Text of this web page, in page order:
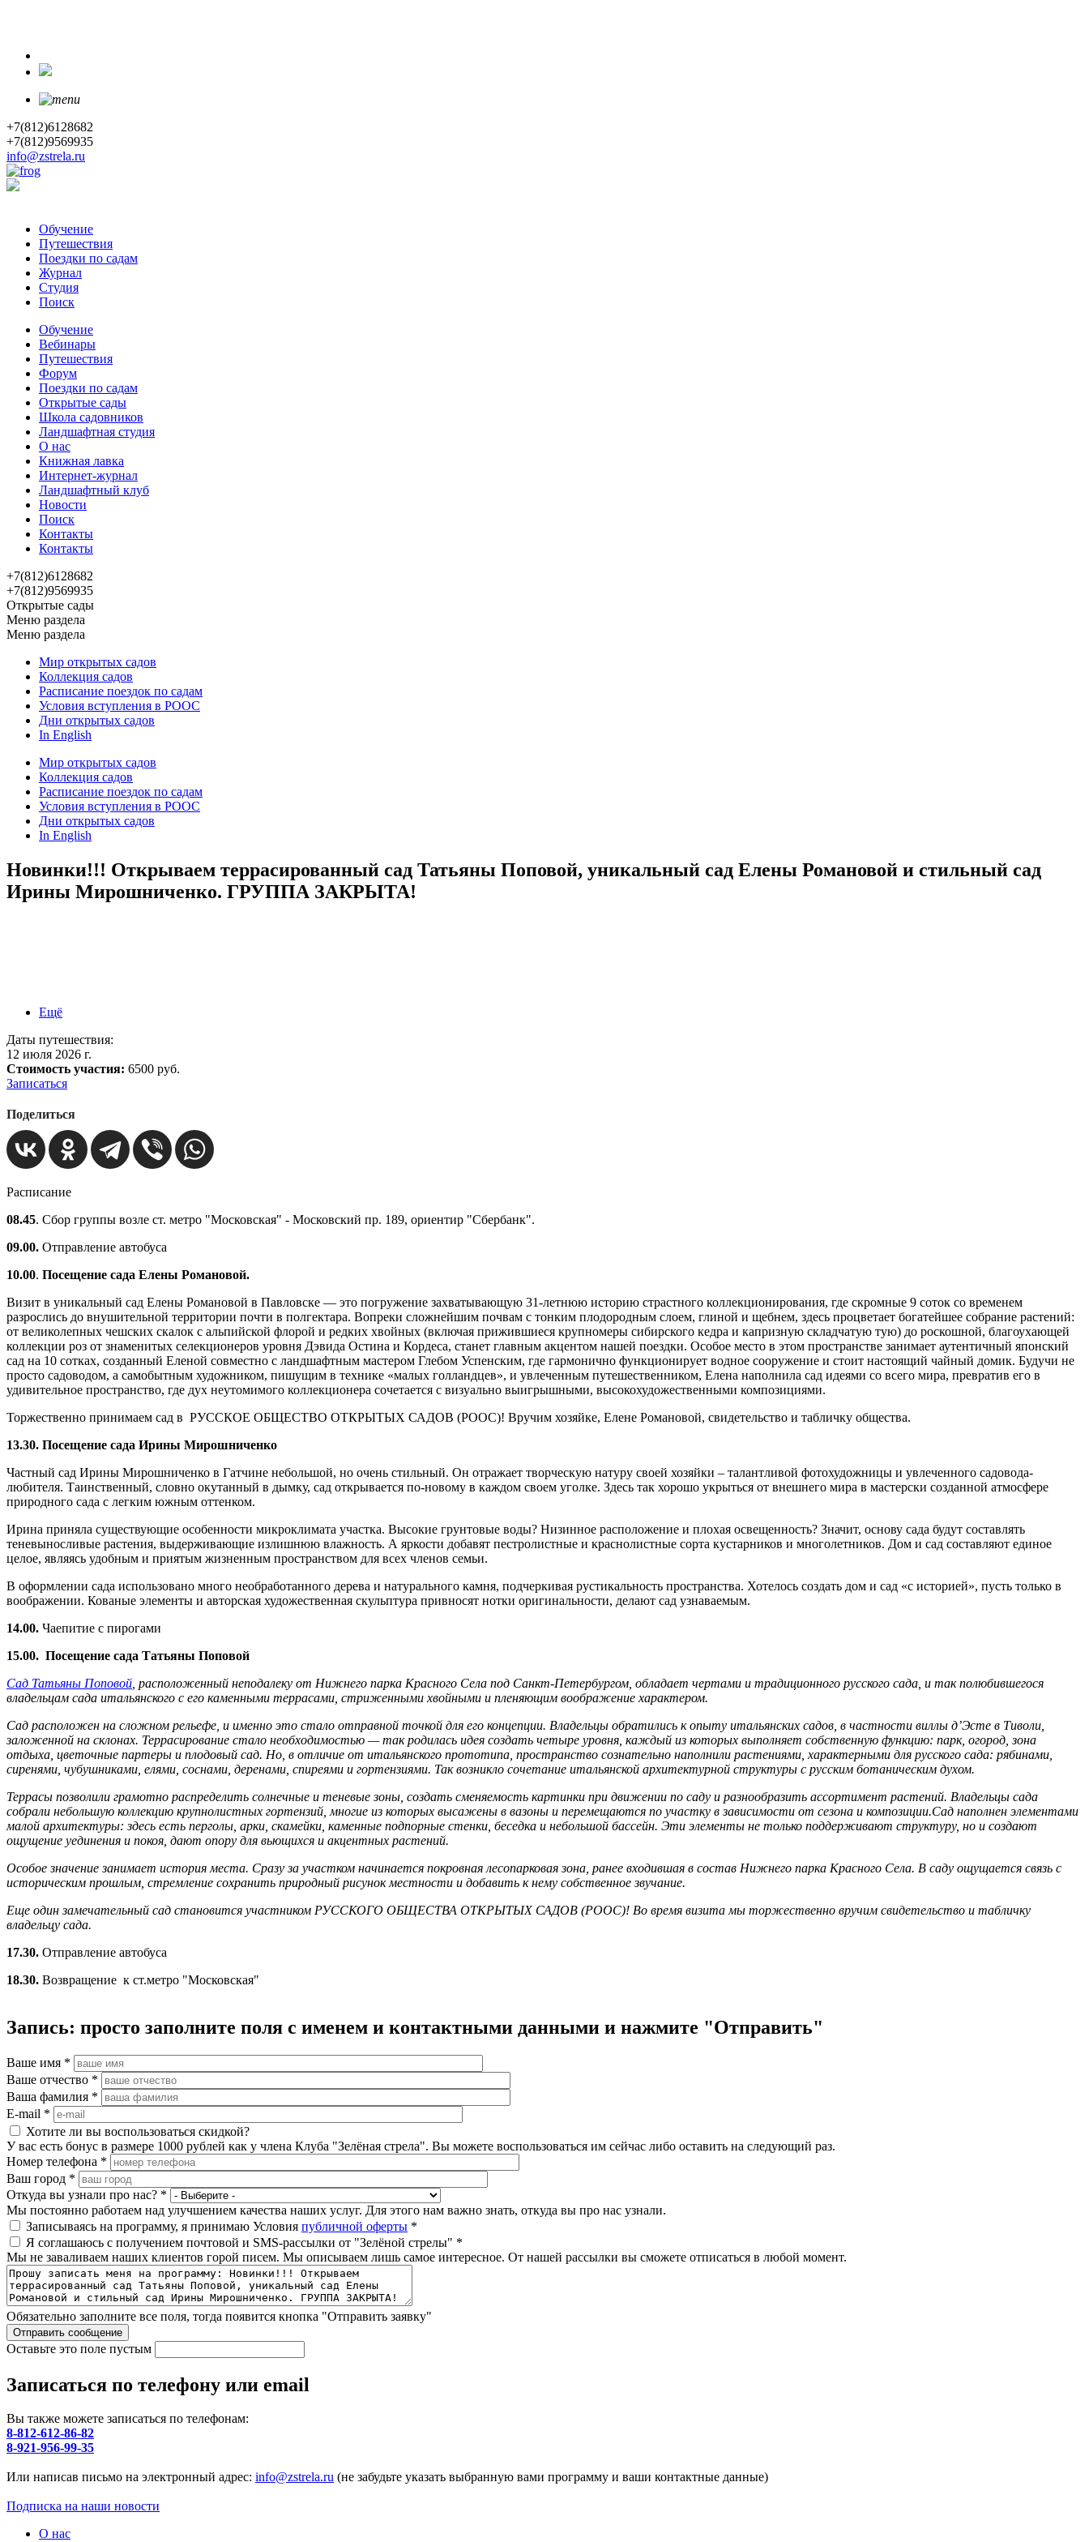
+7(812)6128682
+7(812)9569935
info@zstrela.ru
Обучение
Путешествия
Поездки по садам
Журнал
Студия
Поиск
Обучение
Вебинары
Путешествия
Форум
Поездки по садам
Открытые сады
Школа садовников
Ландшафтная студия
О нас
Книжная лавка
Интернет-журнал
Ландшафтный клуб
Новости
Поиск
Контакты
Контакты
+7(812)6128682
+7(812)9569935
Открытые сады
Меню раздела
Меню раздела
Мир открытых садов
Коллекция садов
Расписание поездок по садам
Условия вступления в РООС
Дни открытых садов
In English
Мир открытых садов
Коллекция садов
Расписание поездок по садам
Условия вступления в РООС
Дни открытых садов
In English
Новинки!!! Открываем террасированный сад Татьяны Поповой, уникальный сад Елены Романовой и стильный сад
Ирины Мирошниченко. ГРУППА ЗАКРЫТА!
Ещё
Даты путешествия:
12 июля 2026 г.
Стоимость участия: 6500 руб.
Записаться
Поделиться
Расписание
08.45. Сбор группы возле ст. метро "Московская" - Московский пр. 189, ориентир "Сбербанк".
09.00. Отправление автобуса
10.00. Посещение сада Елены Романовой.
Визит в уникальный сад Елены Романовой в Павловске — это погружение захватывающую 31-летнюю историю страстного коллекционирования, где скромные 9 соток со временем
разрослись до внушительной территории почти в полгектара. Вопреки сложнейшим почвам с тонким плодородным слоем, глиной и щебнем, здесь процветает богатейшее собрание растений:
от великолепных чешских скалок с альпийской флорой и редких хвойных (включая прижившиеся крупномеры сибирского кедра и капризную складчатую тую) до роскошной, благоухающей
коллекции роз от знаменитых селекционеров уровня Дэвида Остина и Кордеса, станет главным акцентом нашей поездки. Особое место в этом пространстве занимает аутентичный японский
сад на 10 сотках, созданный Еленой совместно с ландшафтным мастером Глебом Успенским, где гармонично функционирует водное сооружение и стоит настоящий чайный домик. Будучи не
просто садоводом, а самобытным художником, пишущим в технике «малых голландцев», и увлеченным путешественником, Елена наполнила сад идеями со всего мира, превратив его в
удивительное пространство, где дух неутомимого коллекционера сочетается с визуально выигрышными, высокохудожественными композициями.
Торжественно принимаем сад в РУССКОЕ ОБЩЕСТВО ОТКРЫТЫХ САДОВ (РООС)! Вручим хозяйке, Елене Романовой, свидетельство и табличку общества.
13.30. Посещение сада Ирины Мирошниченко
Частный сад Ирины Мирошниченко в Гатчине небольшой, но очень стильный. Он отражает творческую натуру своей хозяйки – талантливой фотохудожницы и увлеченного садовода-
любителя. Таинственный, словно окутанный в дымку, сад открывается по-новому в каждом своем уголке. Здесь так хорошо укрыться от внешнего мира в мастерски созданной атмосфере
природного сада с легким южным оттенком.
Ирина приняла существующие особенности микроклимата участка. Высокие грунтовые воды? Низинное расположение и плохая освещенность? Значит, основу сада будут составлять
теневыносливые растения, выдерживающие излишнюю влажность. А яркости добавят пестролистные и краснолистные сорта кустарников и многолетников. Дом и сад составляют единое
целое, являясь удобным и приятым жизненным пространством для всех членов семьи.
В оформлении сада использовано много необработанного дерева и натурального камня, подчеркивая рустикальность пространства. Хотелось создать дом и сад «с историей», пусть только в
воображении. Кованые элементы и авторская художественная скульптура привносят нотки оригинальности, делают сад узнаваемым.
14.00. Чаепитие с пирогами
15.00. Посещение сада Татьяны Поповой
Сад Татьяны Поповой, расположенный неподалеку от Нижнего парка Красного Села под Санкт-Петербургом, обладает чертами и традиционного русского сада, и так полюбившегося
владельцам сада итальянского с его каменными террасами, стриженными хвойными и пленяющим воображение характером.
Сад расположен на сложном рельефе, и именно это стало отправной точкой для его концепции. Владельцы обратились к опыту итальянских садов, в частности виллы д’Эсте в Тиволи,
заложенной на склонах. Террасирование стало необходимостью — так родилась идея создать четыре уровня, каждый из которых выполняет собственную функцию: парк, огород, зона
отдыха, цветочные партеры и плодовый сад. Но, в отличие от итальянского прототипа, пространство сознательно наполнили растениями, характерными для русского сада: рябинами,
сиренями, чубушниками, елями, соснами, деренами, спиреями и гортензиями. Так возникло сочетание итальянской архитектурной структуры с русским ботаническим духом.
Террасы позволили грамотно распределить солнечные и теневые зоны, создать сменяемость картинки при движении по саду и разнообразить ассортимент растений. Владельцы сада
собрали небольшую коллекцию крупнолистных гортензий, многие из которых высажены в вазоны и перемещаются по участку в зависимости от сезона и композиции.Сад наполнен элементами
малой архитектуры: здесь есть перголы, арки, скамейки, каменные подпорные стенки, беседка и небольшой бассейн. Эти элементы не только поддерживают структуру, но и создают
ощущение уединения и покоя, дают опору для вьющихся и акцентных растений.
Особое значение занимает история места. Сразу за участком начинается покровная лесопарковая зона, ранее входившая в состав Нижнего парка Красного Села. В саду ощущается связь с
историческим прошлым, стремление сохранить природный рисунок местности и добавить к нему собственное звучание.
Еще один замечательный сад становится участником РУССКОГО ОБЩЕСТВА ОТКРЫТЫХ САДОВ (РООС)! Во время визита мы торжественно вручим свидетельство и табличку
владельцу сада.
17.30. Отправление автобуса
18.30. Возвращение к ст.метро "Московская"
Запись: просто заполните поля с именем и контактными данными и нажмите "Отправить"
Ваше имя *
Ваше отчество *
Ваша фамилия *
E-mail *
Хотите ли вы воспользоваться скидкой?
У вас есть бонус в размере 1000 рублей как у члена Клуба "Зелёная стрела". Вы можете воспользоваться им сейчас либо оставить на следующий раз.
Номер телефона *
Ваш город *
Откуда вы узнали про нас? *
Мы постоянно работаем над улучшением качества наших услуг. Для этого нам важно знать, откуда вы про нас узнали.
Записываясь на программу, я принимаю Условия публичной оферты *
Я соглашаюсь с получением почтовой и SMS-рассылки от "Зелёной стрелы" *
Мы не заваливаем наших клиентов горой писем. Мы описываем лишь самое интересное. От нашей рассылки вы сможете отписаться в любой момент.
Обязательно заполните все поля, тогда появится кнопка "Отправить заявку"
Оставьте это поле пустым
Записаться по телефону или email
Вы также можете записаться по телефонам:
8-812-612-86-82
8-921-956-99-35
Или написав письмо на электронный адрес: info@zstrela.ru (не забудьте указать выбранную вами программу и ваши контактные данные)
Подписка на наши новости
О нас